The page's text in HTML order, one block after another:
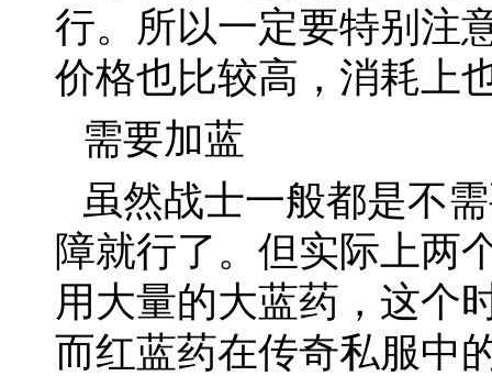
行。所以一定要特别注
价格也比较高，消耗上
需要加蓝
虽然战士一般都是不
障就行了。但实际上两
用大量的大蓝药，这个
而红蓝药在传奇私服中